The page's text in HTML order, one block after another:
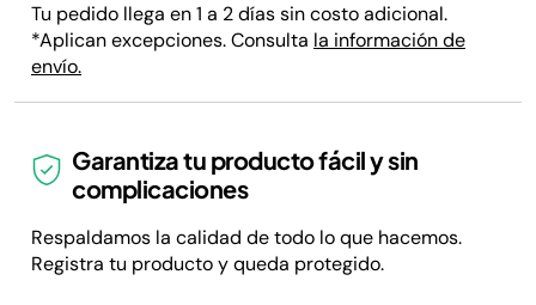
Tu pedido llega en 1 a 2 días sin costo adicional.
*Aplican excepciones. Consulta la información de
envío.
Garantiza tu producto fácil y sin
complicaciones
Respaldamos la calidad de todo lo que hacemos.
Registra tu producto y queda protegido.